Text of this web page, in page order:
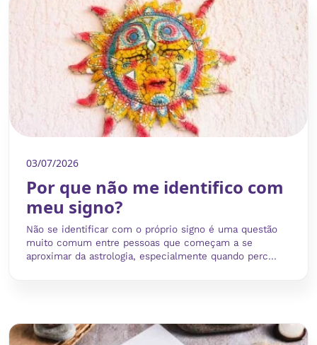
03/07/2026
Por que não me identifico com
meu signo?
Não se identificar com o próprio signo é uma questão
muito comum entre pessoas que começam a se
aproximar da astrologia, especialmente quando perc...